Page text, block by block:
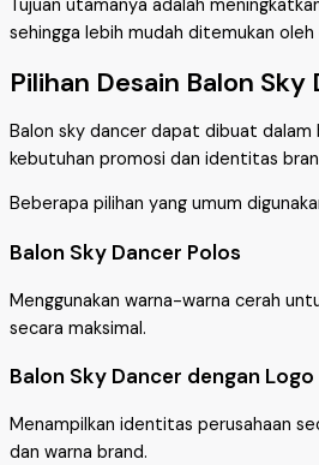
Tujuan utamanya adalah
sehingga lebih mudah ditemukan oleh
Pilihan Desain Balon
Balon sky dancer dapat dibuat dalam
kebutuhan promosi dan identitas
Beberapa pilihan yang umum
Balon Sky Dancer Polos
Menggunakan warna-warna cerah
secara maksimal.
Balon Sky Dancer dengan Logo
Menampilkan identitas perusahaan
dan warna brand.